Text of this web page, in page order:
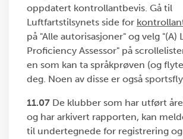
oppdatert kontrollantbevis. Gå til
Luftfartstilsynets side for
på "Alle autorisasjoner" og velg "(A)
Proficiency Assessor" på
en som kan ta språkprøven (og
deg. Noen av disse er også
11.07 De klubber som har utført
og har arkivert rapporten, kan
til undertegnede for registrering